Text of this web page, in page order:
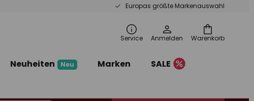
Europas größte Markenauswahl
Warenkorb
Service Anmelden
Neuheiten Neu Marken
SALE